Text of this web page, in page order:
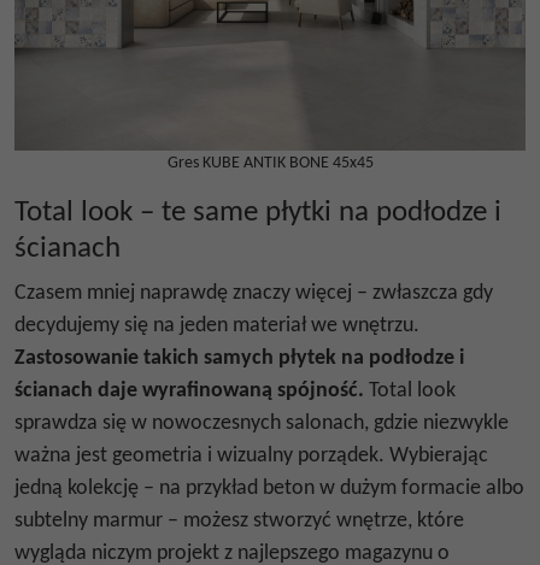
Gres KUBE ANTIK BONE 45x45
Total look – te same płytki na podłodze i
ścianach
Czasem mniej naprawdę znaczy więcej – zwłaszcza gdy
decydujemy się na jeden materiał we wnętrzu.
Zastosowanie takich samych płytek na podłodze i
ścianach daje wyrafinowaną spójność. Total look
sprawdza się w nowoczesnych salonach, gdzie niezwykle
ważna jest geometria i wizualny porządek. Wybierając
jedną kolekcję – na przykład beton w dużym formacie albo
subtelny marmur – możesz stworzyć wnętrze, które
wygląda niczym projekt z najlepszego magazynu o